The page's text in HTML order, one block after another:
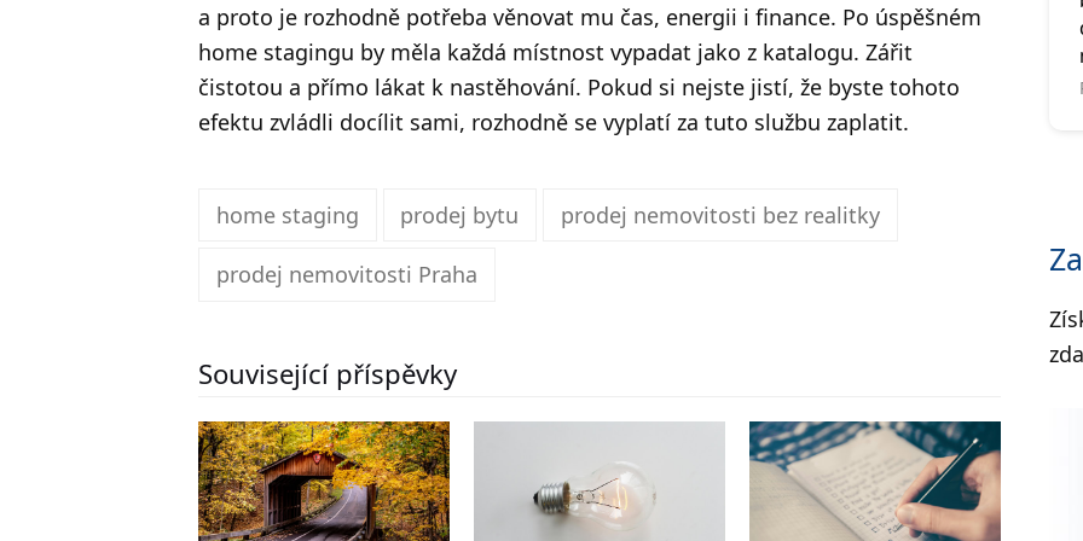
a proto je rozhodně potřeba věnovat mu čas, energii i finance. Po úspěšném
home stagingu by měla každá místnost vypadat jako z katalogu. Zářit
čistotou a přímo lákat k nastěhování. Pokud si nejste jistí, že byste tohoto
efektu zvládli docílit sami, rozhodně se vyplatí za tuto službu zaplatit.
home staging prodej bytu prodej nemovitosti bez realitky
prodej nemovitosti Praha
Související příspěvky